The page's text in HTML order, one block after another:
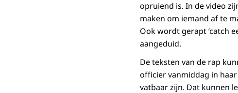
opruiend is. In de video
maken om iemand af te
Ook wordt gerapt ‘catch
aangeduid.
De teksten van de rap
officier vanmiddag in
vatbaar zijn. Dat kunnen